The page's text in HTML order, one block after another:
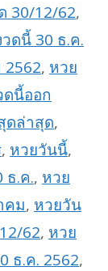
30/12/62,
ดนี้ 30 ธ.ค.
, หวย
นี้ออก
ดล่าสุด,
, หวยวันนี้,
ธ.ค., หวย
คม, หวยวัน
62, หวย
ธ.ค. 2562,